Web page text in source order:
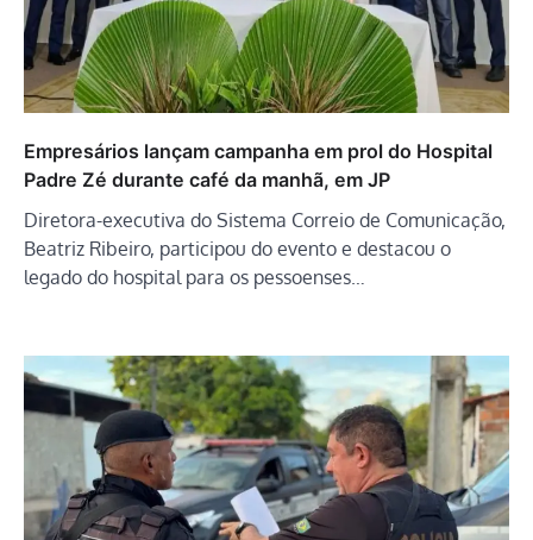
Empresários lançam campanha em prol do Hospital
Padre Zé durante café da manhã, em JP
Diretora-executiva do Sistema Correio de Comunicação,
Beatriz Ribeiro, participou do evento e destacou o
legado do hospital para os pessoenses…